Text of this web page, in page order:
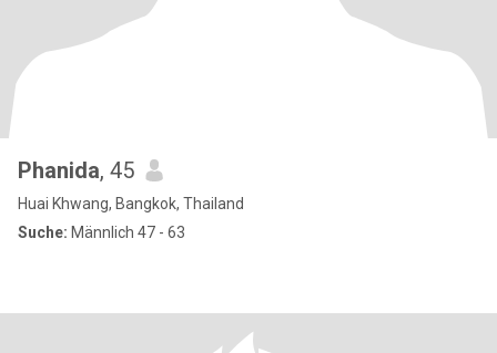
Phanida, 45
Huai Khwang, Bangkok, Thailand
Suche: Männlich 47 - 63